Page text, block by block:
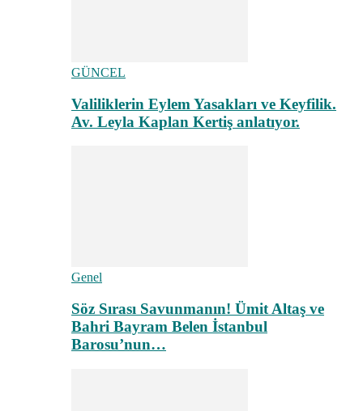
GÜNCEL
Valiliklerin Eylem Yasakları ve Keyfilik.
Av. Leyla Kaplan Kertiş anlatıyor.
Genel
Söz Sırası Savunmanın! Ümit Altaş ve
Bahri Bayram Belen İstanbul
Barosu’nun…